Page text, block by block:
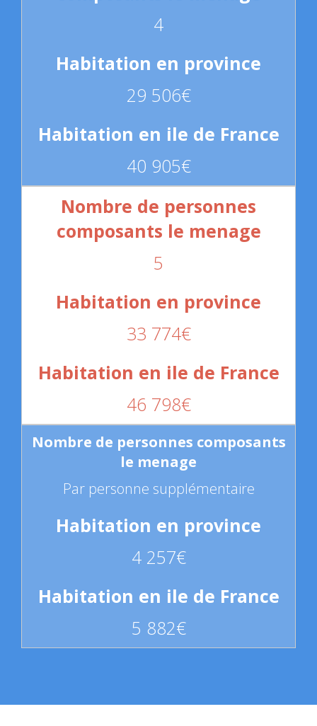
4
29 506€
40 905€
5
33 774€
46 798€
Par personne supplémentaire
4 257€
5 882€